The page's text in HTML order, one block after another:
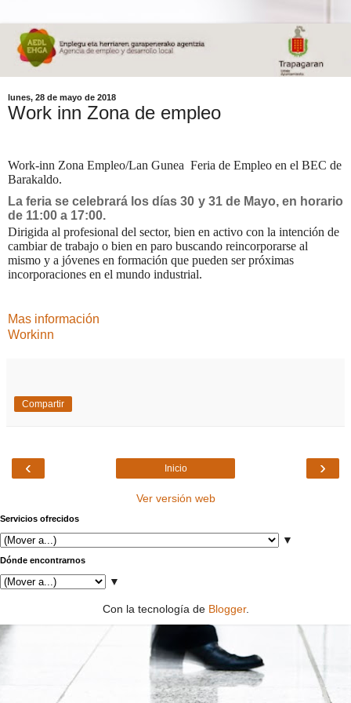
lunes, 28 de mayo de 2018
Work inn Zona de empleo
Work-inn Zona Empleo/Lan Gunea Feria de Empleo en el BEC de
Barakaldo.
La feria se celebrará los días 30 y 31 de Mayo, en horario
de 11:00 a 17:00.
Dirigida al profesional del sector, bien en activo con la intención de
cambiar de trabajo o bien en paro buscando reincorporarse al
mismo y a jóvenes en formación que pueden ser próximas
incorporaciones en el mundo industrial.
Mas información
Workinn
Compartir
‹ ›
Inicio
Ver versión web
Servicios ofrecidos
▼
Dónde encontrarnos
▼
Con la tecnología de Blogger.